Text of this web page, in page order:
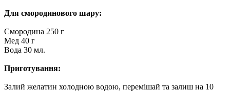
Для смородинового шару:
Смородина 250 г
Мед 40 г
Вода 30 мл.
Приготування:
Залий желатин холодною водою, перемішай та залиш на 10